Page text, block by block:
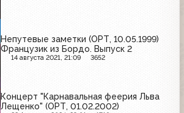
Непутевые заметки (ОРТ, 10.05.1999)
Французик из Бордо. Выпуск 2
14 августа 2021, 21:09 3652
Концерт "Карнавальная феерия Льва
Лещенко" (ОРТ, 01.02.2002)